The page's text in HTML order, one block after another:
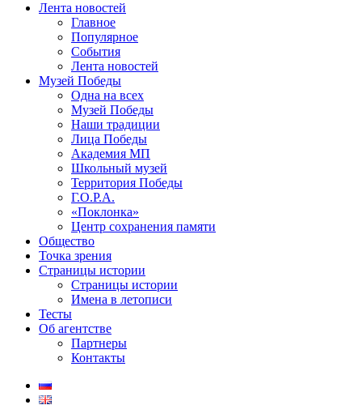
Лента новостей
Главное
Популярное
События
Лента новостей
Музей Победы
Одна на всех
Музей Победы
Наши традиции
Лица Победы
Академия МП
Школьный музей
Территория Победы
Г.О.Р.А.
«Поклонка»
Центр сохранения памяти
Общество
Точка зрения
Страницы истории
Страницы истории
Имена в летописи
Тесты
Об агентстве
Партнеры
Контакты